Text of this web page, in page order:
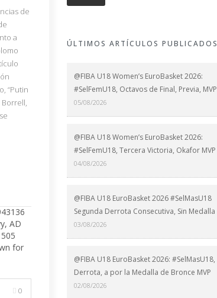
de
a
“Putin
Borrell,
0
ÚLTIMOS ARTÍCULOS PUBLICADOS
@FIBA U18 Women’s EuroBasket 2026:
#SelFemU18, Octavos de Final, Previa, MVP
05/08/2026
@FIBA U18 Women’s EuroBasket 2026:
#SelFemU18, Tercera Victoria, Okafor MVP
04/08/2026
@FIBA U18 EuroBasket 2026 #SelMasU18
Segunda Derrota Consecutiva, Sin Medalla
03/08/2026
@FIBA U18 EuroBasket 2026: #SelMasU18,
Derrota, a por la Medalla de Bronce MVP
02/08/2026